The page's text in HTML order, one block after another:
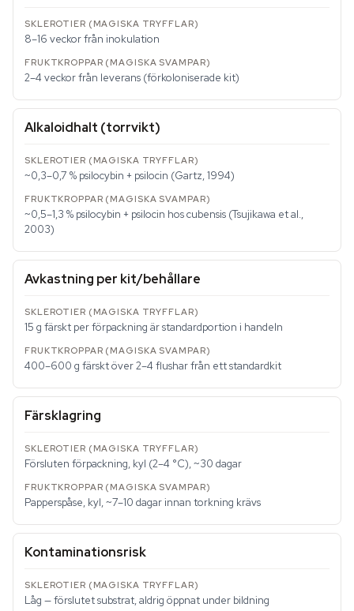
8–16 veckor från inokulation
2–4 veckor från leverans (förkoloniserade kit)
Alkaloidhalt (torrvikt)
~0,3–0,7 % psilocybin + psilocin (Gartz, 1994)
~0,5–1,3 % psilocybin + psilocin hos cubensis (Tsujikawa et al.,
2003)
Avkastning per kit/behållare
15 g färskt per förpackning är standardportion i handeln
400–600 g färskt över 2–4 flushar från ett standardkit
Färsklagring
Försluten förpackning, kyl (2–4 °C), ~30 dagar
Papperspåse, kyl, ~7–10 dagar innan torkning krävs
Kontaminationsrisk
Låg — förslutet substrat, aldrig öppnat under bildning